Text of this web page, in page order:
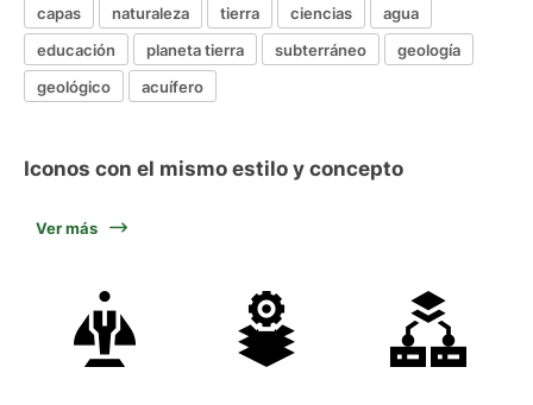
capas naturaleza tierra ciencias
agua
educación
planeta tierra subterráneo
geología
geológico
acuífero
Iconos con el mismo estilo y concepto
Ver más